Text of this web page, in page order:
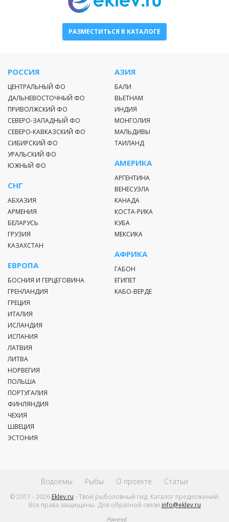
РАЗМЕСТИТЬСЯ В КАТАЛОГЕ
РОССИЯ
ЦЕНТРАЛЬНЫЙ ФО
ДАЛЬНЕВОСТОЧНЫЙ ФО
ПРИВОЛЖСКИЙ ФО
СЕВЕРО-ЗАПАДНЫЙ ФО
СЕВЕРО-КАВКАЗСКИЙ ФО
СИБИРСКИЙ ФО
УРАЛЬСКИЙ ФО
ЮЖНЫЙ ФО
СНГ
АБХАЗИЯ
АРМЕНИЯ
БЕЛАРУСЬ
ГРУЗИЯ
КАЗАХСТАН
ЕВРОПА
БОСНИЯ И ГЕРЦЕГОВИНА
ГРЕНЛАНДИЯ
ГРЕЦИЯ
ИТАЛИЯ
ИСЛАНДИЯ
ИСПАНИЯ
ЛАТВИЯ
ЛИТВА
НОРВЕГИЯ
ПОЛЬША
ПОРТУГАЛИЯ
ФИНЛЯНДИЯ
ЧЕХИЯ
ШВЕЦИЯ
ЭСТОНИЯ
АЗИЯ
БАЛИ
ВЬЕТНАМ
ИНДИЯ
МОНГОЛИЯ
МАЛЬДИВЫ
ТАИЛАНД
АМЕРИКА
АРГЕНТИНА
ВЕНЕСУЭЛА
КАНАДА
КОСТА-РИКА
КУБА
МЕКСИКА
АФРИКА
ГАБОН
ЕГИПЕТ
КАБО-ВЕРДЕ
© 2017 - 2026 Eklev.ru - Твой рыболовный гид. Каталог предложений.
Все права защищены. Для обратной связи info@eklev.ru
Водоемы Рыбы О проекте Статьи